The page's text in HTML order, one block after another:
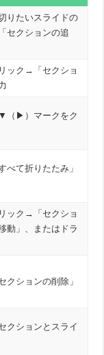
りたいスライドの
セクションの追
ック→「セクショ
（▶）マークをク
て折りたたみ」
ック→「セクショ
動」、またはドラ
ションの削除」
クションとスライ